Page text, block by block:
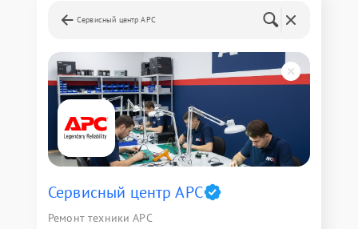
Сервисный центр APC
Сервисный центр APC
Ремонт техники APC